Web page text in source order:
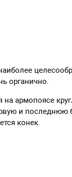
органично.
армопоясе
и последнюю
конек.